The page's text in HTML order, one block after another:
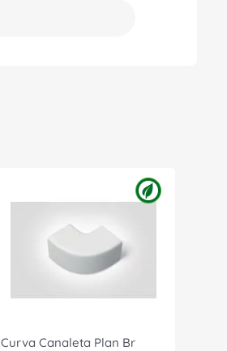
Curva Canaleta Plan Br